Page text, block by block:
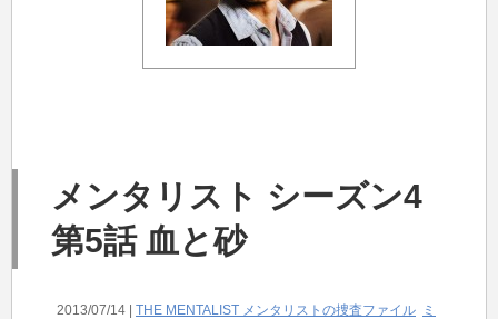
メンタリスト シーズン4
第5話 血と砂
2013/07/14 | THE MENTALIST メンタリストの捜査ファイル ミ